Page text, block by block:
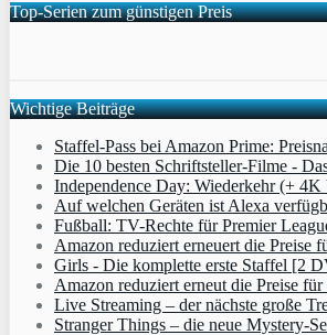
Top-Serien zum günstigen Preis
Wichtige Beiträge
Staffel-Pass bei Amazon Prime:
Die 10 besten Schriftsteller-Filme -
Independence Day: Wiederkehr (+
Auf welchen Geräten ist Alexa
Fußball: TV-Rechte für Premier
Amazon reduziert erneuert die
Girls - Die komplette erste Staffel [2
Amazon reduziert erneut die Preise
Live Streaming – der nächste große
Stranger Things – die neue Mystery-